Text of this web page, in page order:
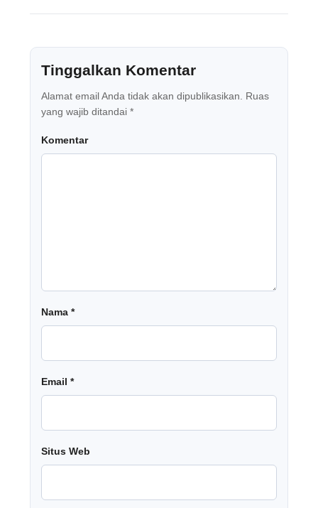
Tinggalkan Komentar
Alamat email Anda tidak akan dipublikasikan.
Ruas
yang wajib ditandai *
Komentar
Nama *
Email *
Situs Web